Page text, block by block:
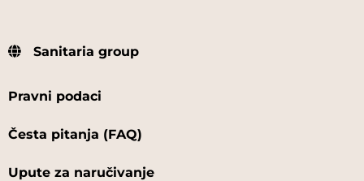
Sanitaria group
Pravni podaci
Česta pitanja (FAQ)
Upute za naručivanje